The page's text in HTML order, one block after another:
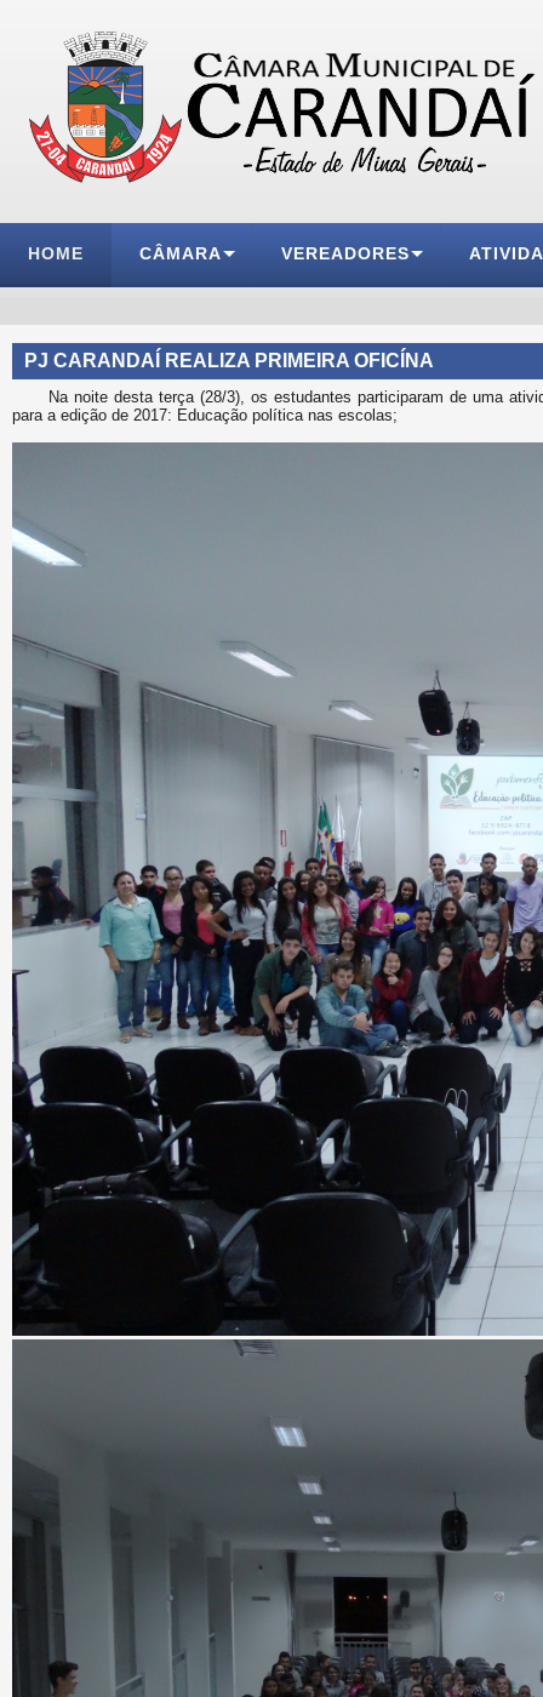
HOME CÂMARA VEREADORES
PJ CARANDAÍ REALIZA PRIMEIRA OFICÍNA
Na noite desta terça (28/3), os estudantes participaram de uma
para a edição de 2017: Educação política nas escolas;